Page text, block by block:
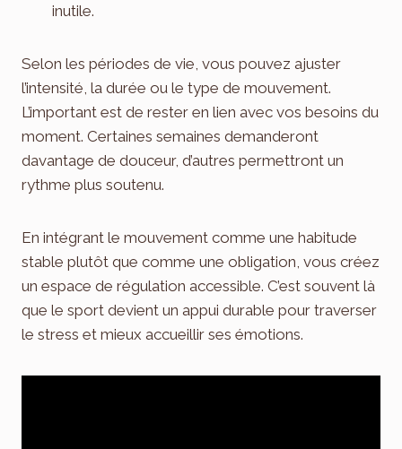
inutile.
Selon les périodes de vie, vous pouvez ajuster
l’intensité, la durée ou le type de mouvement.
L’important est de rester en lien avec vos besoins du
moment. Certaines semaines demanderont
davantage de douceur, d’autres permettront un
rythme plus soutenu.
En intégrant le mouvement comme une habitude
stable plutôt que comme une obligation, vous créez
un espace de régulation accessible. C’est souvent là
que le sport devient un appui durable pour traverser
le stress et mieux accueillir ses émotions.